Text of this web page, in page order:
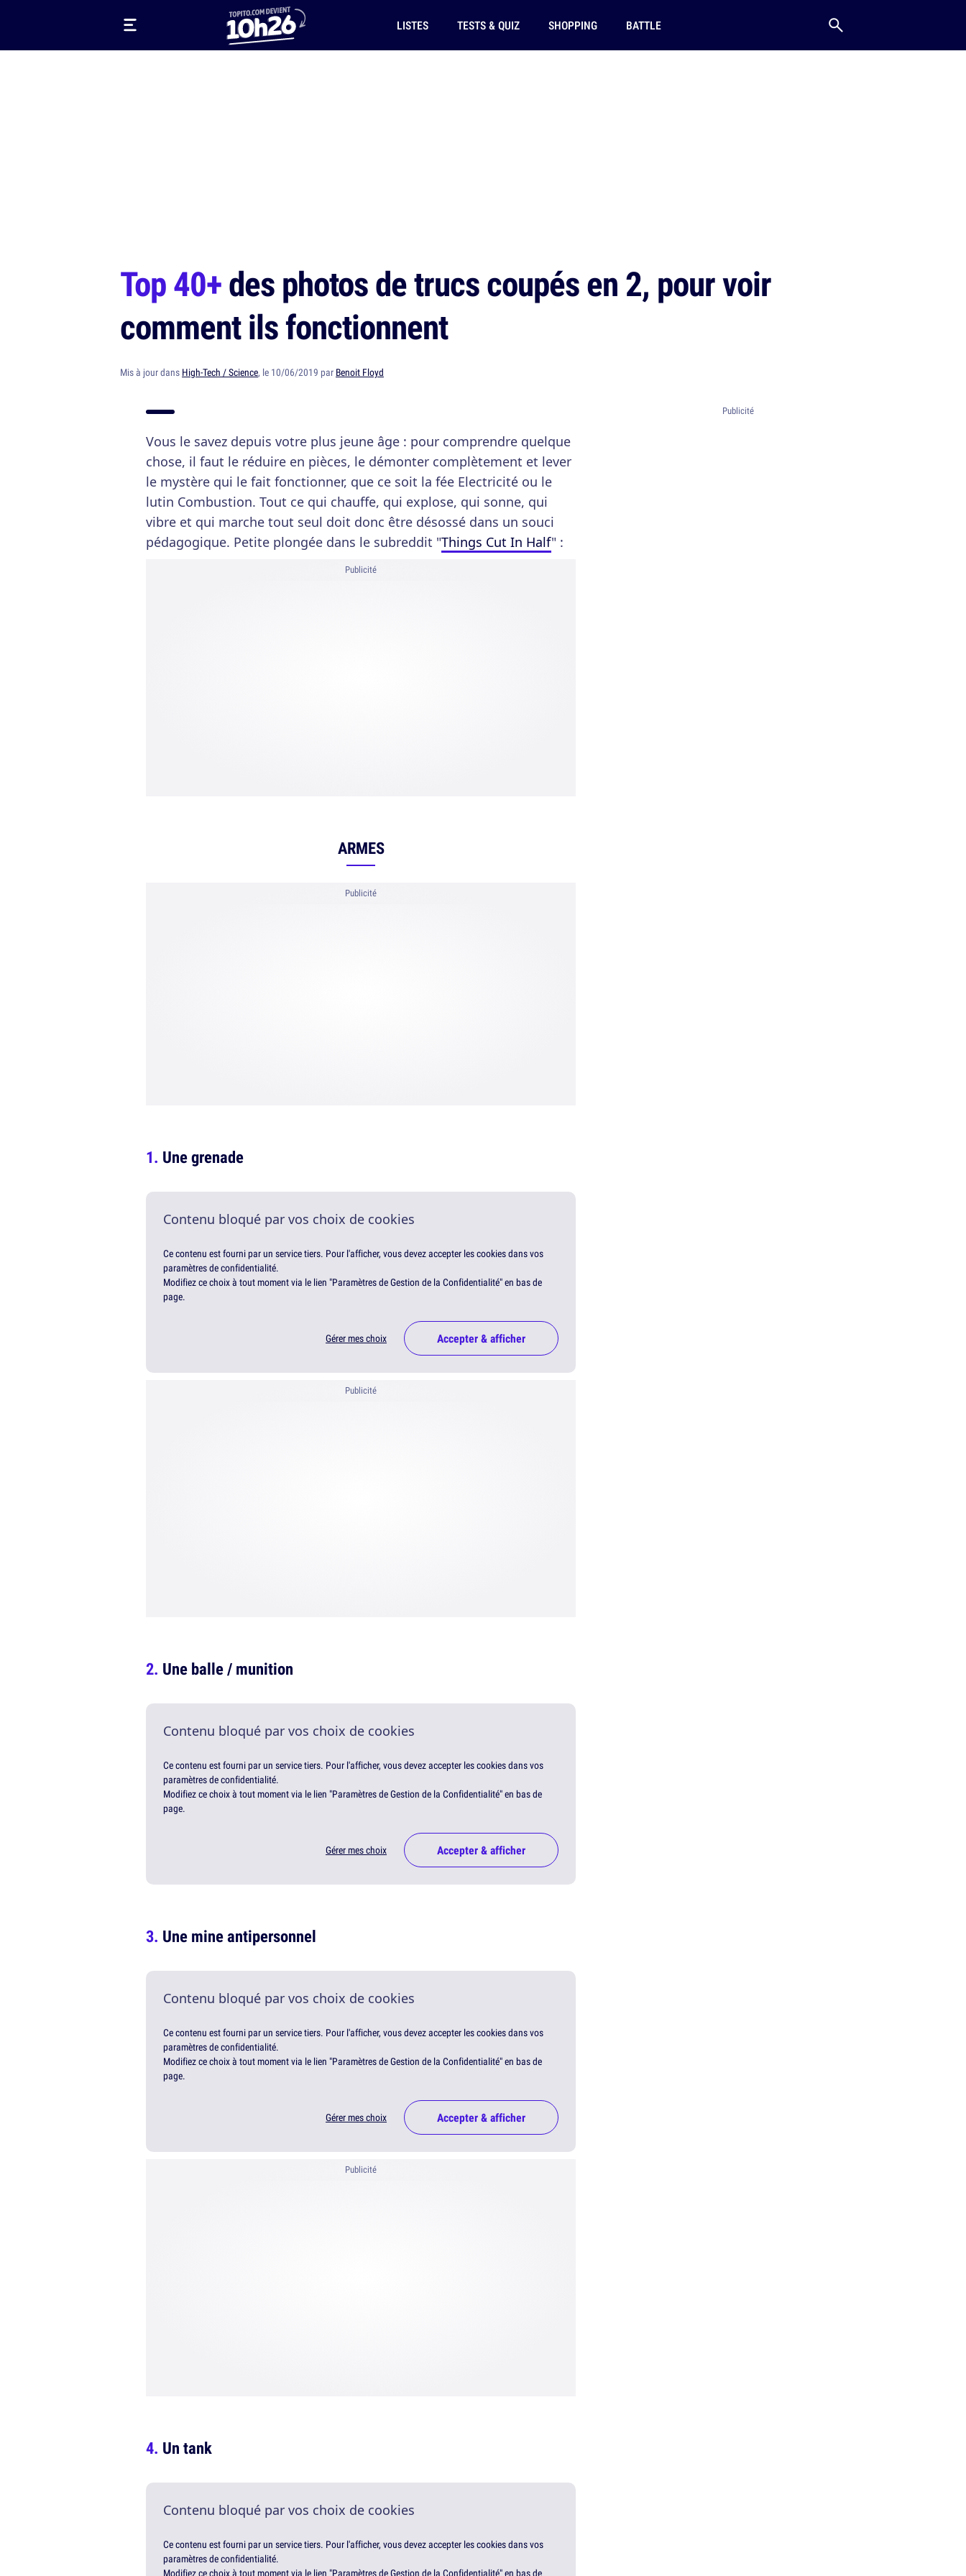
LISTES TESTS & QUIZ SHOPPING BATTLE
Top 40+des photos de trucs coupés en 2, pour voir
comment ils fonctionnent
Mis à jour dans High-Tech / Science, le 10/06/2019 par Benoit Floyd
Vous le savez depuis votre plus jeune âge : pour comprendre quelque
chose, il faut le réduire en pièces, le démonter complètement et lever
le mystère qui le fait fonctionner, que ce soit la fée Electricité ou le
lutin Combustion. Tout ce qui chauffe, qui explose, qui sonne, qui
vibre et qui marche tout seul doit donc être désossé dans un souci
pédagogique. Petite plongée dans le subreddit "Things Cut In Half" :
Publicité
ARMES
Publicité
Une grenade
Contenu bloqué par vos choix de cookies
Ce contenu est fourni par un service tiers. Pour l'afficher, vous devez accepter les cookies dans vos
paramètres de confidentialité.
Modifiez ce choix à tout moment via le lien "Paramètres de Gestion de la Confidentialité" en bas de
page.
Gérer mes choix Accepter & afficher
Publicité
Une balle / munition
Contenu bloqué par vos choix de cookies
Ce contenu est fourni par un service tiers. Pour l'afficher, vous devez accepter les cookies dans vos
paramètres de confidentialité.
Modifiez ce choix à tout moment via le lien "Paramètres de Gestion de la Confidentialité" en bas de
page.
Gérer mes choix Accepter & afficher
Une mine antipersonnel
Contenu bloqué par vos choix de cookies
Ce contenu est fourni par un service tiers. Pour l'afficher, vous devez accepter les cookies dans vos
paramètres de confidentialité.
Modifiez ce choix à tout moment via le lien "Paramètres de Gestion de la Confidentialité" en bas de
page.
Gérer mes choix Accepter & afficher
Publicité
Un tank
Contenu bloqué par vos choix de cookies
Ce contenu est fourni par un service tiers. Pour l'afficher, vous devez accepter les cookies dans vos
paramètres de confidentialité.
Modifiez ce choix à tout moment via le lien "Paramètres de Gestion de la Confidentialité" en bas de